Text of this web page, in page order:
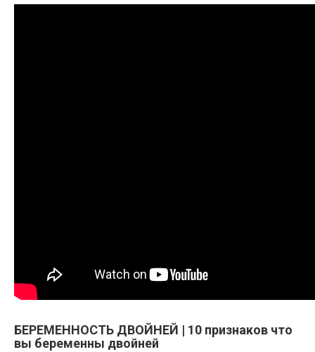
БЕРЕМЕННОСТЬ ДВОЙНЕЙ | 10 признаков что
вы беременны двойней